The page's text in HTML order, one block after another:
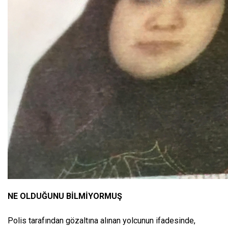
NE OLDUĞUNU BİLMİYORMUŞ
Polis tarafından gözaltına alınan yolcunun ifadesinde,